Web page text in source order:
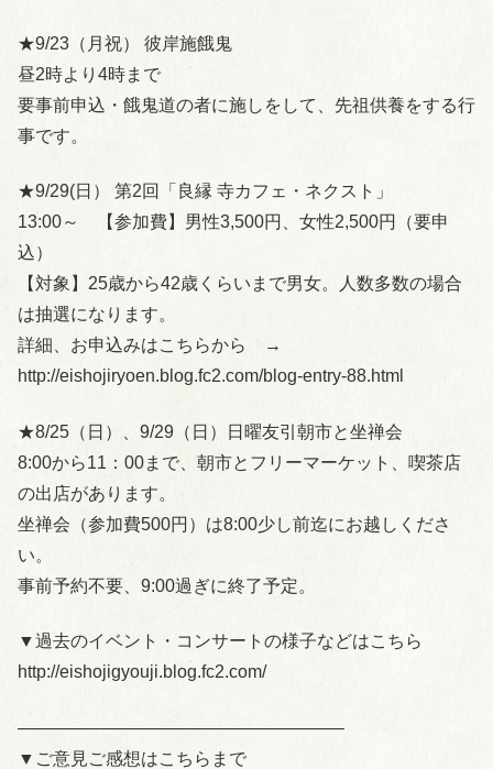
★9/23（月祝） 彼岸施餓鬼
昼2時より4時まで
要事前申込・餓鬼道の者に施しをして、先祖供養をする行
事です。
★9/29(日） 第2回「良縁 寺カフェ・ネクスト」
13:00～ 【参加費】男性3,500円、女性2,500円（要申
込）
【対象】25歳から42歳くらいまで男女。人数多数の場合
は抽選になります。
詳細、お申込みはこちらから →
http://eishojiryoen.blog.fc2.com/blog-entry-88.html
★8/25（日）、9/29（日）日曜友引朝市と坐禅会
8:00から11：00まで、朝市とフリーマーケット、喫茶店
の出店があります。
坐禅会（参加費500円）は8:00少し前迄にお越しくださ
い。
事前予約不要、9:00過ぎに終了予定。
▼過去のイベント・コンサートの様子などはこちら
http://eishojigyouji.blog.fc2.com/
——————————————————–
▼ご意見ご感想はこちらまで